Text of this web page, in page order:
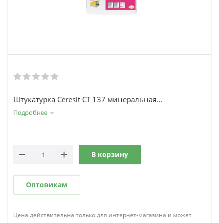
Штукатурка Ceresit СТ 137 минеральная...
Подробнее
В корзину
Оптовикам
Цена действительна только для интернет-магазина и может